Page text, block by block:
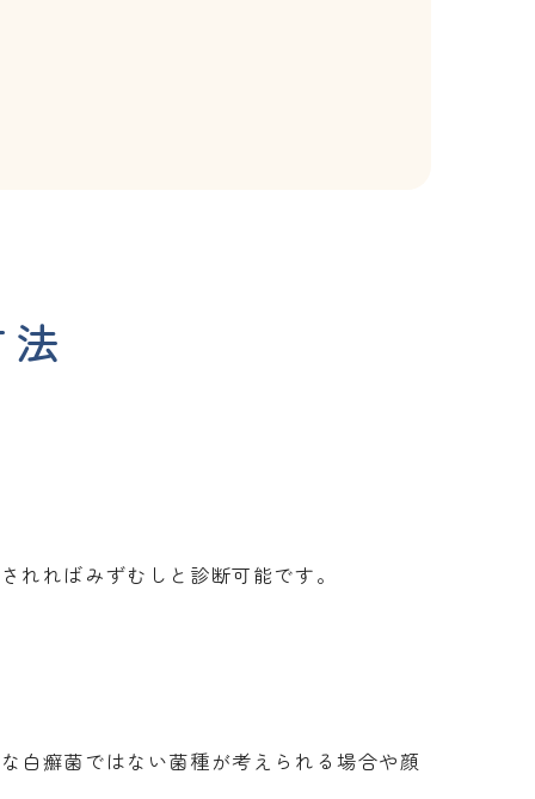
ればみずむしと診断可能です。
白癬菌ではない菌種が考えられる場合や顔